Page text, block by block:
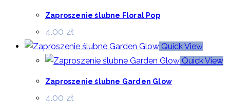
Zaproszenie ślubne Floral Pop
4.00 zł
Quick View
Quick View
Zaproszenie ślubne Garden Glow
4.00 zł